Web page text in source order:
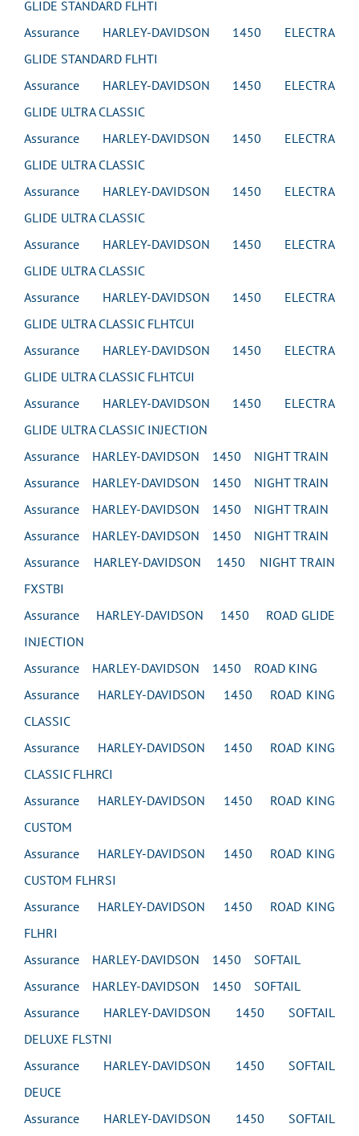
GLIDE STANDARD FLHTI
Assurance HARLEY-DAVIDSON 1450 ELECTRA
GLIDE STANDARD FLHTI
Assurance HARLEY-DAVIDSON 1450 ELECTRA
GLIDE ULTRA CLASSIC
Assurance HARLEY-DAVIDSON 1450 ELECTRA
GLIDE ULTRA CLASSIC
Assurance HARLEY-DAVIDSON 1450 ELECTRA
GLIDE ULTRA CLASSIC
Assurance HARLEY-DAVIDSON 1450 ELECTRA
GLIDE ULTRA CLASSIC
Assurance HARLEY-DAVIDSON 1450 ELECTRA
GLIDE ULTRA CLASSIC FLHTCUI
Assurance HARLEY-DAVIDSON 1450 ELECTRA
GLIDE ULTRA CLASSIC FLHTCUI
Assurance HARLEY-DAVIDSON 1450 ELECTRA
GLIDE ULTRA CLASSIC INJECTION
Assurance HARLEY-DAVIDSON 1450 NIGHT TRAIN
Assurance HARLEY-DAVIDSON 1450 NIGHT TRAIN
Assurance HARLEY-DAVIDSON 1450 NIGHT TRAIN
Assurance HARLEY-DAVIDSON 1450 NIGHT TRAIN
Assurance HARLEY-DAVIDSON 1450 NIGHT TRAIN
FXSTBI
Assurance HARLEY-DAVIDSON 1450 ROAD GLIDE
INJECTION
Assurance HARLEY-DAVIDSON 1450 ROAD KING
Assurance HARLEY-DAVIDSON 1450 ROAD KING
CLASSIC
Assurance HARLEY-DAVIDSON 1450 ROAD KING
CLASSIC FLHRCI
Assurance HARLEY-DAVIDSON 1450 ROAD KING
CUSTOM
Assurance HARLEY-DAVIDSON 1450 ROAD KING
CUSTOM FLHRSI
Assurance HARLEY-DAVIDSON 1450 ROAD KING
FLHRI
Assurance HARLEY-DAVIDSON 1450 SOFTAIL
Assurance HARLEY-DAVIDSON 1450 SOFTAIL
Assurance HARLEY-DAVIDSON 1450 SOFTAIL
DELUXE FLSTNI
Assurance HARLEY-DAVIDSON 1450 SOFTAIL
DEUCE
Assurance HARLEY-DAVIDSON 1450 SOFTAIL